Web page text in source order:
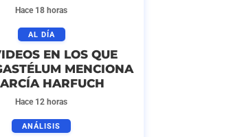
Hace 18 horas
AL DÍA
EN LOS QUE
MENCIONA
HARFUCH
Hace 12 horas
ANÁLISIS